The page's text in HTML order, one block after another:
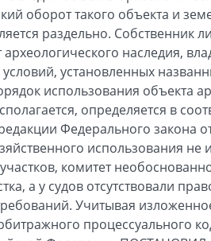
оборот такого объекта и
раздельно. Собственник
наследия,
установленных
использования объекта
определяется в
Федерального закона
использования не
комитет
а у судов отсутствовали
Учитывая